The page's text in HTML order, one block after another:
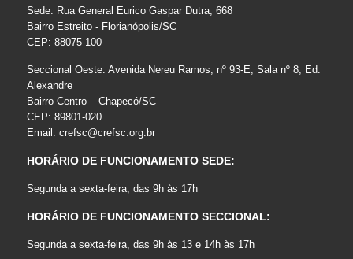
Sede: Rua General Eurico Gaspar Dutra, 668
Bairro Estreito - Florianópolis/SC
CEP: 88075-100
Seccional Oeste: Avenida Nereu Ramos, nº 93-E, Sala nº 8, Ed.
Alexandre
Bairro Centro – Chapecó/SC
CEP: 89801-020
Email: crefsc@crefsc.org.br
HORÁRIO DE FUNCIONAMENTO SEDE:
Segunda a sexta-feira, das 9h às 17h
HORÁRIO DE FUNCIONAMENTO SECCIONAL:
Segunda a sexta-feira, das 9h às 13 e 14h às 17h